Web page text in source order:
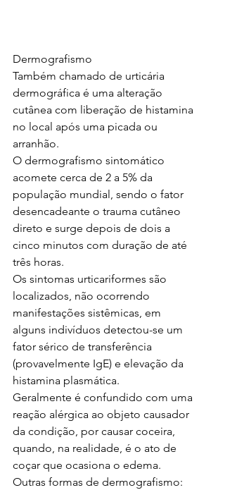
Dermografismo
Também chamado de urticária
dermográfica é uma alteração
cutânea com liberação de histamina
no local após uma picada ou
arranhão.
O dermografismo sintomático
acomete cerca de 2 a 5% da
população mundial, sendo o fator
desencadeante o trauma cutâneo
direto e surge depois de dois a
cinco minutos com duração de até
três horas.
Os sintomas urticariformes são
localizados, não ocorrendo
manifestações sistêmicas, em
alguns indivíduos detectou-se um
fator sérico de transferência
(provavelmente IgE) e elevação da
histamina plasmática.
Geralmente é confundido com uma
reação alérgica ao objeto causador
da condição, por causar coceira,
quando, na realidade, é o ato de
coçar que ocasiona o edema.
Outras formas de dermografismo: